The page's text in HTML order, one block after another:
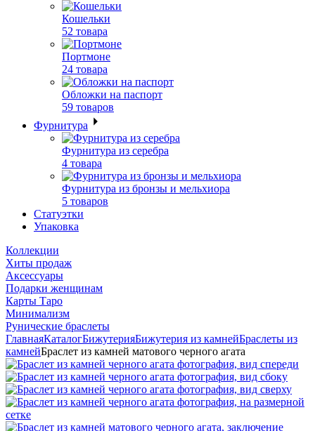
Кошельки
52 товара
Портмоне
24 товара
Обложки на паспорт
59 товаров
Фурнитура
Фурнитура из серебра
4 товара
Фурнитура из бронзы и мельхиора
5 товаров
Статуэтки
Упаковка
Коллекции
Хиты продаж
Аксессуары
Подарки женщинам
Карты Таро
Минимализм
Рунические браслеты
ГлавнаяКаталогБижутерияБижутерия из камнейБраслеты из
камнейБраслет из камней матового черного агата